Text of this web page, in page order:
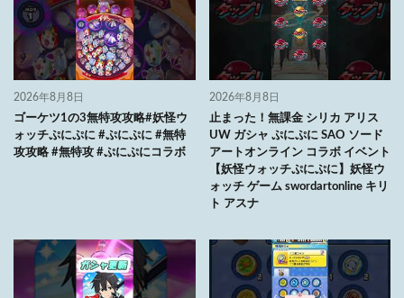
2026年8月8日
ゴーケツ1の3無特攻攻略#妖怪ウ
ォッチぷにぷに #ぷにぷに #無特
攻攻略 #無特攻 #ぷにぷにコラボ
2026年8月8日
止まった！無課金 シリカ アリス
UW ガシャ ぷにぷに SAO ソード
アートオンライン コラボ イベント
【妖怪ウォッチぷにぷに】妖怪ウ
ォッチ ゲーム swordartonline キリ
ト アスナ